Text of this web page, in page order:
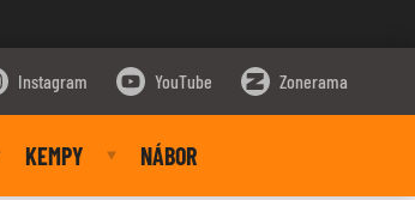
Instagram YouTube Zonerama
KEMPY NÁBOR